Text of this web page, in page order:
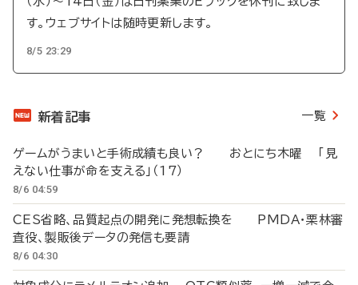
す。ウェブサイトは随時更新します。
8/5 23:29
新着記事 一覧
ゲームがうまいと手術成績も良い？ おとにち木曜 「見
えない仕事が命を支える」（17）
8/6 04:59
CES省略、品質起点の開発に発想転換を PMDA・栗林審
査役、製販後データの発信も要請
8/6 04:30